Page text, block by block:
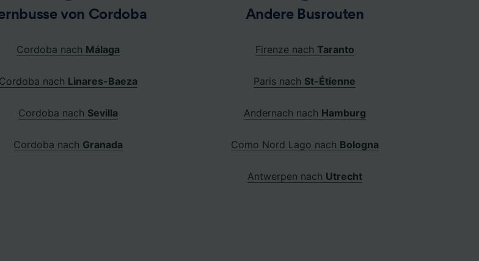
von Cordoba
Cordoba nach Málaga
Cordoba nach Linares-Baeza
Cordoba nach Sevilla
Cordoba nach Granada
Andere Busrouten
Firenze nach Taranto
Paris nach St-Étienne
Andernach nach Hamburg
Como Nord Lago nach Bologna
Antwerpen nach Utrecht